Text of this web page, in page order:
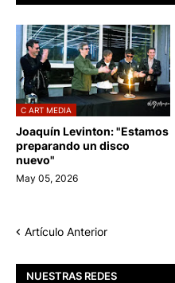
C ART MEDIA
Joaquín Levinton: "Estamos
preparando un disco
nuevo"
May 05, 2026
Artículo Anterior
NUESTRAS REDES